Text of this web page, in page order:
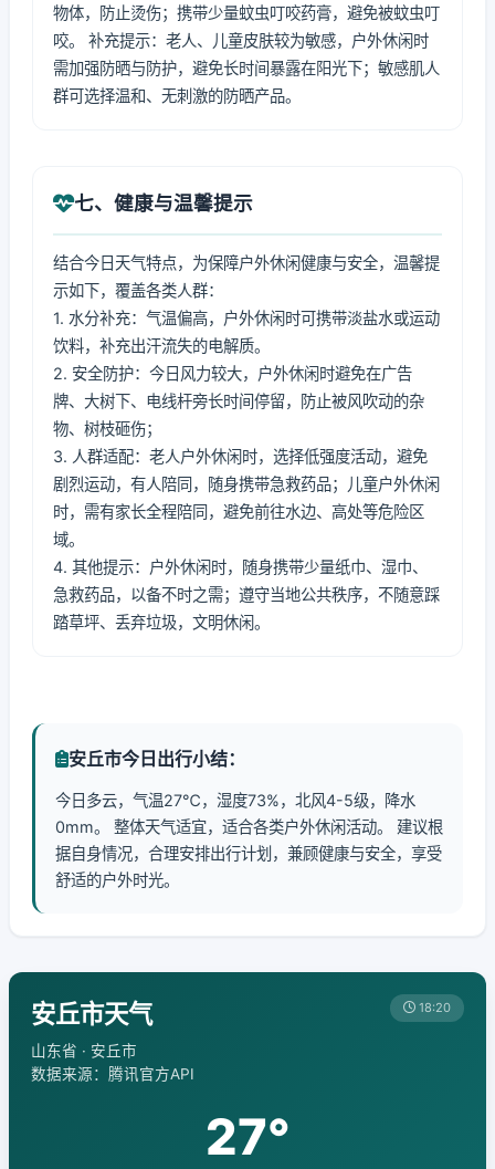
物体，防止烫伤；携带少量蚊虫叮咬药膏，避免被蚊虫叮
咬。 补充提示：老人、儿童皮肤较为敏感，户外休闲时
需加强防晒与防护，避免长时间暴露在阳光下；敏感肌人
群可选择温和、无刺激的防晒产品。
七、健康与温馨提示
结合今日天气特点，为保障户外休闲健康与安全，温馨提
示如下，覆盖各类人群：
1. 水分补充：气温偏高，户外休闲时可携带淡盐水或运动
饮料，补充出汗流失的电解质。
2. 安全防护：今日风力较大，户外休闲时避免在广告
牌、大树下、电线杆旁长时间停留，防止被风吹动的杂
物、树枝砸伤；
3. 人群适配：老人户外休闲时，选择低强度活动，避免
剧烈运动，有人陪同，随身携带急救药品；儿童户外休闲
时，需有家长全程陪同，避免前往水边、高处等危险区
域。
4. 其他提示：户外休闲时，随身携带少量纸巾、湿巾、
急救药品，以备不时之需；遵守当地公共秩序，不随意踩
踏草坪、丢弃垃圾，文明休闲。
安丘市今日出行小结：
今日多云，气温27℃，湿度73%，北风4-5级，降水
0mm。 整体天气适宜，适合各类户外休闲活动。 建议根
据自身情况，合理安排出行计划，兼顾健康与安全，享受
舒适的户外时光。
安丘市天气
山东省 · 安丘市
数据来源：腾讯官方API
18:20
27°